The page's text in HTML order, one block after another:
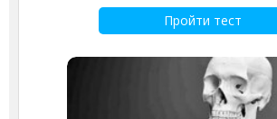
Пройти тест